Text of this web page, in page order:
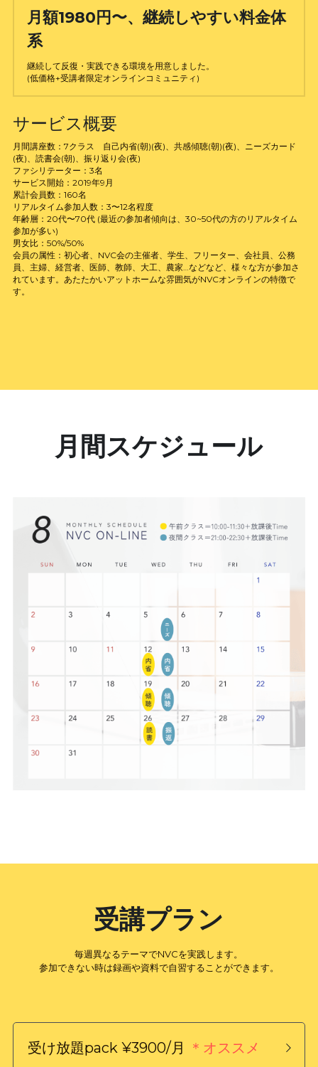
月額1980円〜、継続しやすい料金体
系
継続して反復・実践できる環境を用意しました。
(低価格+受講者限定オンラインコミュニティ)
サービス概要
月間講座数：7クラス　自己内省(朝)(夜)、共感傾聴(朝)(夜)、ニーズカード
(夜)、読書会(朝)、振り返り会(夜)
ファシリテーター：3名
サービス開始：2019年9月
累計会員数：160名
リアルタイム参加人数：3〜12名程度
年齢層：20代〜70代 (最近の参加者傾向は、30~50代の方のリアルタイム
参加が多い)
男女比：50%/50%
会員の属性：初心者、NVC会の主催者、学生、フリーター、会社員、公務
員、主婦、経営者、医師、教師、大工、農家…などなど、様々な方が参加さ
れています。あたたかいアットホームな雰囲気がNVCオンラインの特徴で
す。
月間スケジュール
受講プラン
毎週異なるテーマでNVCを実践します。
参加できない時は録画や資料で自習することができます。
受け放題pack ¥3900/月 ＊オススメ